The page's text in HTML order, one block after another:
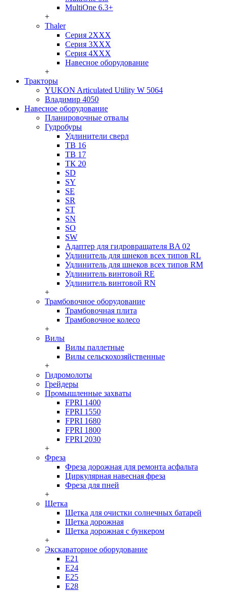
MultiOne 6.3+
+
Thaler
Серия 2ХХХ
Серия 3ХХХ
Серия 4ХХХ
Навесное оборудование
+
Тракторы
YUKON Articulated Utility W 5064
Владимир 4050
Навесное оборудование
Планировочные отвалы
Гудробуры
Удлинители сверл
ТВ 16
ТВ 17
ТК 20
SD
SY
SE
SR
ST
SN
SO
SW
Адаптер для гидровращателя BA 02
Удлинитель для шнеков всех типов RL
Удлинитель для шнеков всех типов RM
Удлинитель винтовой RE
Удлинитель винтовой RN
+
Трамбовочное оборудование
Трамбовочная плита
Трамбовочное колесо
+
Вилы
Вилы паллетные
Вилы сельскохозяйственные
+
Гидромолоты
Грейдеры
Промышленные захваты
FPRI 1400
FPRI 1550
FPRI 1680
FPRI 1800
FPRI 2030
+
Фреза
Фреза дорожная для ремонта асфальта
Циркулярная навесная фреза
Фреза для пней
+
Щетка
Щетка для очистки солнечных батарей
Щетка дорожная
Щетка дорожная с бункером
+
Экскаваторное оборудование
Е21
Е24
Е25
Е28